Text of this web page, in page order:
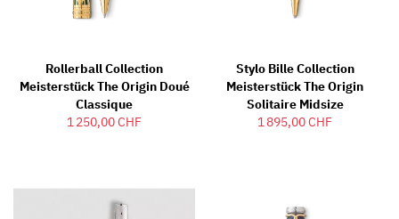
Rollerball Collection
Meisterstück The Origin Doué
Classique
1 250,00 CHF
Stylo Bille Collection
Meisterstück The Origin
Solitaire Midsize
1 895,00 CHF